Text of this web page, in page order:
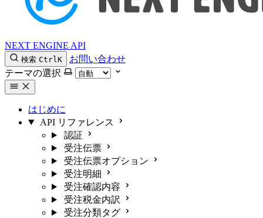
NEXT ENGINE API
検索 CtrlK
お問い合わせ
テーマの選択
はじめに
API リファレンス
認証
受注伝票
受注伝票オプション
受注明細
受注確認内容
受注税金内訳
受注分類タグ